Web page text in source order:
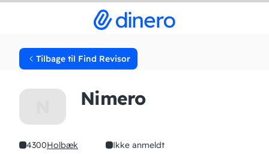
Tilbage til Find Revisor
Nimero
4300Holbæk
Ikke anmeldt